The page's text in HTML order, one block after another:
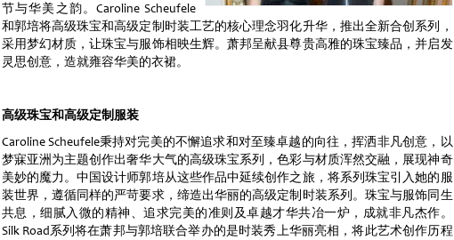
节与华美之韵。Caroline Scheufele
和郭培将高级珠宝和高级定制时装工艺的核心理念羽化升华，推出全新合创系列，
采用梦幻材质，让珠宝与服饰相映生辉。萧邦呈献县尊贵高雅的珠宝臻品，并启发
灵思创意，造就雍容华美的衣裙。
高级珠宝和高级定制服装
Caroline Scheufele秉持对完美的不懈追求和对至臻卓越的向往，挥洒非凡创意，以
梦寐亚洲为主题创作出奢华大气的高级珠宝系列，色彩与材质浑然交融，展现神奇
美妙的魔力。中国设计师郭培从这些作品中延续创作之旅，将系列珠宝引入她的服
装世界，遵循同样的严苛要求，缔造出华丽的高级定制时装系列。珠宝与服饰同生
共息，细腻入微的精神、追求完美的准则及卓越才华共冶一炉，成就非凡杰作。
Silk Road系列将在萧邦与郭培联合举办的是时装秀上华丽亮相，将此艺术创作历程